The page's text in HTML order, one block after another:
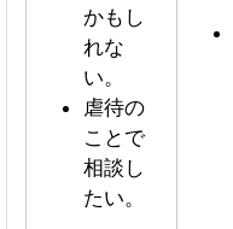
かもし
れな
い。
虐待の
ことで
相談し
たい。